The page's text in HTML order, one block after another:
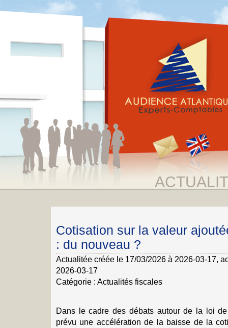
Cotisation sur la valeur
: du nouveau ?
Actualitée créée le 17/03/2026 à 2026-03-17,
2026-03-17
Catégorie : Actualités fiscales
Dans le cadre des débats autour de la loi
prévu une accélération de la baisse de la